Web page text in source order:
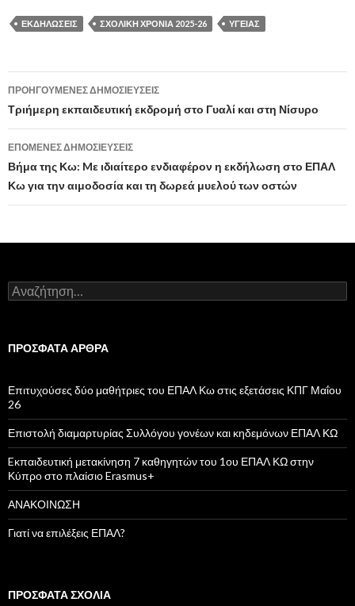
ΕΚΔΗΛΩΣΕΙΣ ΣΧΟΛΙΚΗ ΧΡΟΝΙΑ 2025-26 ΥΓΕΊΑΣ
Πλοήγηση
άρθρων
ΠΡΟΗΓΟΎΜΕΝΕΣ ΔΗΜΟΣΙΕΎΣΕΙΣ
Τριήμερη εκπαιδευτική εκδρομή στο Γυαλί και στη Νίσυρο
ΕΠΌΜΕΝΕΣ ΔΗΜΟΣΙΕΎΣΕΙΣ
Βήμα της Κω: Mε ιδιαίτερο ενδιαφέρον η εκδήλωση στο ΕΠΑΛ
Κω για την αιμοδοσία και τη δωρεά μυελού των οστών
Α
ν
ή
σ
η
γ
ι
α
:
ΠΡΌΣΦΑΤΑ ΆΡΘΡΑ
Επιτυχούσες δύο μαθήτριες του ΕΠΑΛ Κω στις εξετάσεις ΚΠΓ Μαΐου
26
Επιστολή διαμαρτυρίας Συλλόγου γονέων και κηδεμόνων ΕΠΑΛ ΚΩ
Eκπαιδευτική μετακίνηση 7 καθηγητών του 1ου ΕΠΑΛ ΚΩ στην
Κύπρο στο πλαίσιο Erasmus+
ΑΝΑΚΟΙΝΩΣΗ
Γιατί να επιλέξεις ΕΠΑΛ?
ΠΡΌΣΦΑΤΑ ΣΧΌΛΙΑ